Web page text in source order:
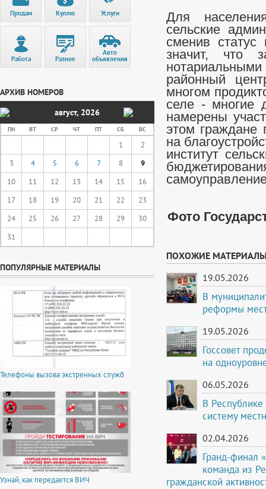
Продам Куплю Услуги
Работа Разное
Авто
объявления
АРХИВ НОМЕРОВ
август, 2026
ПН ВТ СР ЧТ ПТ СБ ВС
1
2
3
4 5 6 7 8
9
10
11 12 13 14 15
16
17
18 19 20 21 22
23
24
25 26 27 28 29
30
31
ПОПУЛЯРНЫЕ МАТЕРИАЛЫ
Телефоны вызова экстренных служб
Узнай, как передается ВИЧ
Для
сельские
сменив
значит, что
районный
многом
селе - многие
намерены
этом граждане
на
институт
Фото
ПОХОЖИЕ
19.05.2026
В
реформы
19.05.2026
Госсовет
на
06.05.2026
В
систему
02.04.2026
Гранд-финал
команда из
гражданской